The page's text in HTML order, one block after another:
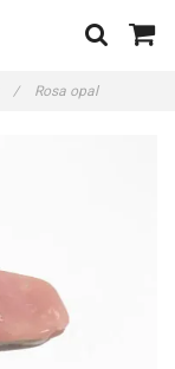
/ Rosa opal